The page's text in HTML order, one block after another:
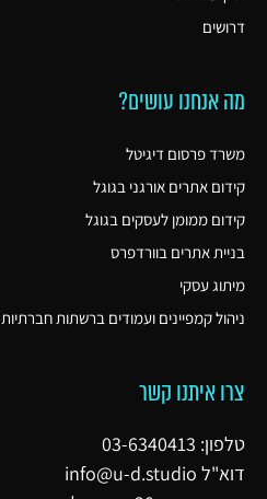
דרושים
מה אנחנו עושים?
משרד פרסום דיגיטל
קידום אתרים אורגני בגוגל
קידום ממומן לעסקים בגוגל
בניית אתרים בוורדפרס
מיתוג עסקי
ניהול קמפיינים ועמודים ברשתות חברתיות
צרו איתנו קשר
טלפון: 03-6340413
דוא"ל info@u-d.studio